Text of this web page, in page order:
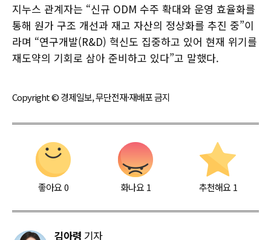
지누스 관계자는 “신규 ODM 수주 확대와 운영 효율화를
통해 원가 구조 개선과 재고 자산의 정상화를 추진 중”이
라며 “연구개발(R&D) 혁신도 집중하고 있어 현재 위기를
재도약의 기회로 삼아 준비하고 있다”고 말했다.
Copyright © 경제일보, 무단전재·재배포 금지
좋아요0 화나요 1 추천해요 1
김아령 기자